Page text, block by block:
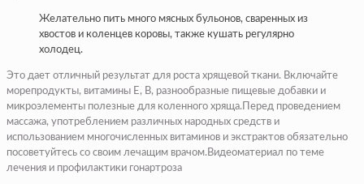
Желательно пить много мясных бульонов, сваренных из
хвостов и коленцев коровы, также кушать регулярно
холодец.
Это дает отличный результат для роста хрящевой ткани. Включайте
морепродукты, витамины Е, В, разнообразные пищевые добавки и
микроэлементы полезные для коленного хряща.Перед проведением
массажа, употреблением различных народных средств и
использованием многочисленных витаминов и экстрактов обязательно
посоветуйтесь со своим лечащим врачом.Видеоматериал по теме
лечения и профилактики гонартроза